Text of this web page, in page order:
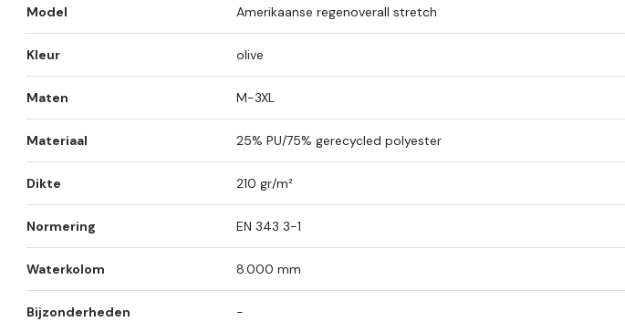
Model Amerikaanse regenoverall stretch
Kleur olive
Maten M-3XL
Materiaal 25% PU/75% gerecycled polyester
Dikte 210 gr/m²
Normering EN 343 3-1
Waterkolom 8.000 mm
Bijzonderheden -